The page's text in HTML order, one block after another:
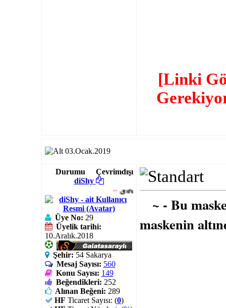
[Linki
03.Ocak.2019
Durumu
Çevrimdışı
diShy
یơυℓℓεss ..
Üye No: 29
Üyelik tarihi:
10.Aralık.2018
Şehir: 54 Sakarya
Mesaj Sayısı: 560
Konu Sayısı: 149
Beğendikleri: 252
Alınan Beğeni: 289
HF Ticaret Sayısı: (0)
~ - Bu
maskenin